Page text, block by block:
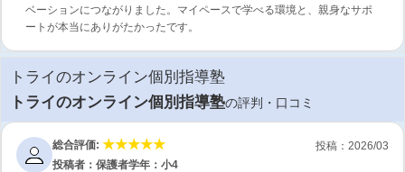
ベーションにつながりました。マイペースで学べる環境と、親身なサポ
ートが本当にありがたかったです。
トライのオンライン個別指導塾
トライのオンライン個別指導塾の評判・口コミ
投稿：2026/03
総合評価:
投稿者：保護者学年：小4